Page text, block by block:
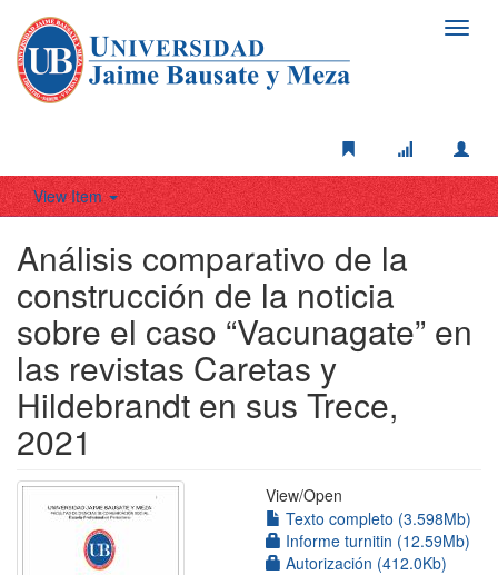
View Item
Análisis comparativo de la
construcción de la noticia
sobre el caso “Vacunagate” en
las revistas Caretas y
Hildebrandt en sus Trece,
2021
View/Open
Texto completo (3.598Mb)
Informe turnitin (12.59Mb)
Autorización (412.0Kb)